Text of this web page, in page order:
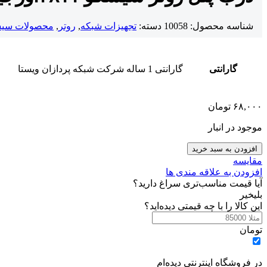
شناسه محصول: 10058 دسته: تجهیزات شبکه, روتر , محصولات
گارانتی گارانتی 1 ساله شرکت شبکه پردازان ویستا
۶۸,۰۰۰ تومان
موجود در انبار
افزودن به سبد خرید
مقایسه
افزودن به علاقه مندی ها
آیا قیمت مناسب‌تری سراغ دارید؟
بلیخیر
این کالا را با چه قیمتی دیده‌اید؟
تومان
در فروشگاه اینترنتی دیده‌ام